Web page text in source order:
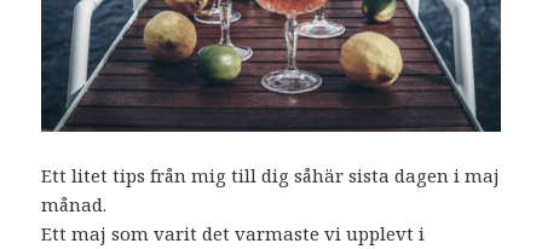
Ett litet tips från mig till dig såhär sista dagen i maj
månad.
Ett maj som varit det varmaste vi upplevt i